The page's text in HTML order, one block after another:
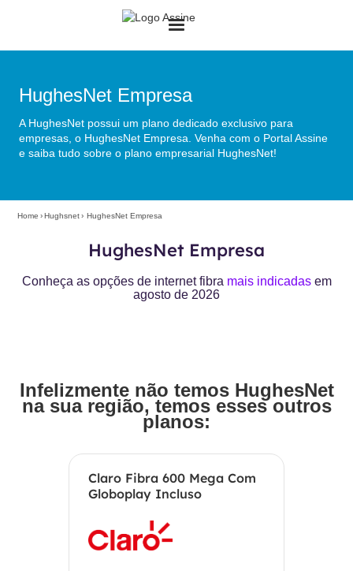
HughesNet Empresa
A HughesNet possui um plano dedicado exclusivo para
empresas, o HughesNet Empresa. Venha com o Portal Assine
e saiba tudo sobre o plano empresarial HughesNet!
Home › Hughsnet › HughesNet Empresa
HughesNet Empresa
Conheça as opções de internet fibra mais indicadasem
agosto de 2026
Infelizmente não temos HughesNet
na sua região, temos esses outros
planos:
Claro Fibra 600 Mega Com
Globoplay Incluso